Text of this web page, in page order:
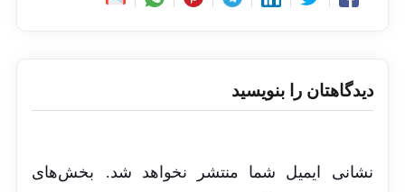
دیدگاهتان را بنویسید
نشانی ایمیل شما منتشر نخواهد شد.
بخش‌های